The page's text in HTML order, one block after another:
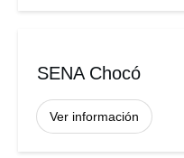
SENA Chocó
Ver información